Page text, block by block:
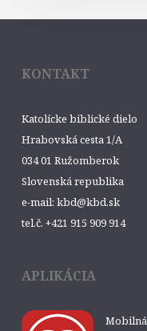
KONTAKT
Katolícke biblické dielo
Hrabovská cesta 1/A
034 01 Ružomberok
Slovenská republika
e-mail: kbd@kbd.sk
tel.č. +421 915 909 914
APLIKÁCIA